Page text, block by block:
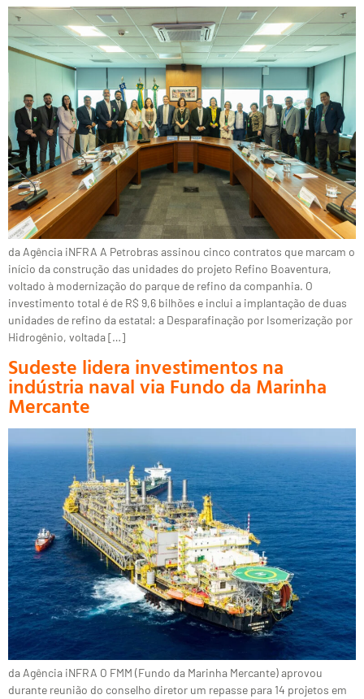
da Agência iNFRA A Petrobras assinou cinco contratos que marcam o
início da construção das unidades do projeto Refino Boaventura,
voltado à modernização do parque de refino da companhia. O
investimento total é de R$ 9,6 bilhões e inclui a implantação de duas
unidades de refino da estatal: a Desparafinação por Isomerização por
Hidrogênio, voltada […]
Sudeste lidera investimentos na
indústria naval via Fundo da Marinha
Mercante
da Agência iNFRA O FMM (Fundo da Marinha Mercante) aprovou
durante reunião do conselho diretor um repasse para 14 projetos em